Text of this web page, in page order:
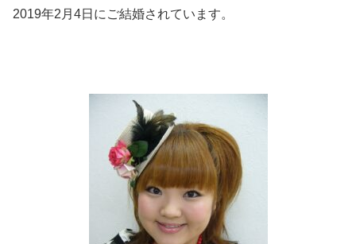
2019年2月4日にご結婚されています。